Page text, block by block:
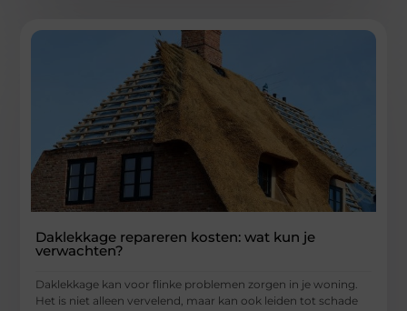
Daklekkage repareren kosten: wat kun je
verwachten?
Daklekkage kan voor flinke problemen zorgen in je woning.
Het is niet alleen vervelend, maar kan ook leiden tot schade